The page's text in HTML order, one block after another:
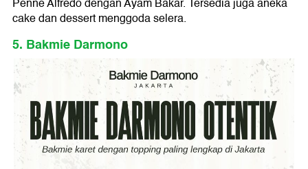
cake dan dessert menggoda selera.
5. Bakmie Darmono